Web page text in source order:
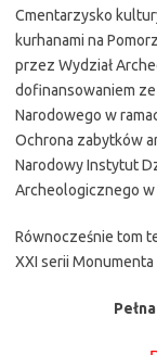
Cmentarzysko
kurhanami na
przez Wydział
dofinansowaniem
Narodowego w
Ochrona zabytków
Narodowy Instytut
Archeologicznego w
Równocześnie tom
XXI serii